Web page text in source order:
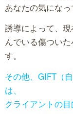
あなたの気にな
誘導によって、
んでいる傷つい
す。
その他、GIFT（
は、
クライアントの